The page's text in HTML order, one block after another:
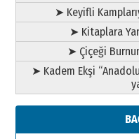
➤ Keyifli
➤ Kitaplara
➤ Çiçeği
➤ Kadem Ekşi